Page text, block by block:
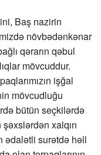
Baş nazirin
növbədənkənar
qərarın qəbul
mövcuddur.
işğal
mövcudluğu
bütün seçkilərdə
xalqın
ədalətli surətdə həll